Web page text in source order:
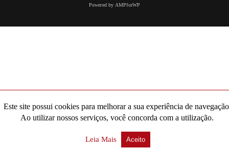
Powered by AMPforWP
Este site possui cookies para melhorar a sua experiência de
Ao utilizar nossos serviços, você concorda com a utilização.
Leia Mais Aceito